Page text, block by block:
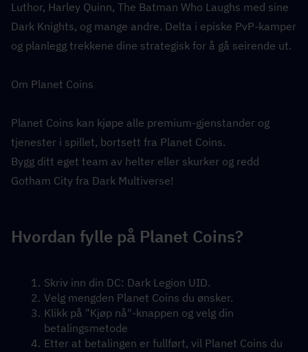
Luthor, Harley Quinn, The Batman Who Laughs med sine
Dark Knights, og mange andre. Delta i episke PvP-kamper
og planlegg trekkene dine strategisk for å gå seirende ut.
Om Planet Coins
Planet Coins kan kjøpe alle premium-gjenstander og
tjenester i spillet, bortsett fra Planet Coins.
Bygg ditt eget team av helter eller skurker og redd
Gotham City fra Dark Multiverse!
Hvordan fylle på Planet Coins?
Skriv inn din DC: Dark Legion UID.
Velg mengden Planet Coins du ønsker.
Klikk på "Kjøp nå"-knappen og velg din
betalingsmetode
Etter at betalingen er fullført, vil Planet Coins du